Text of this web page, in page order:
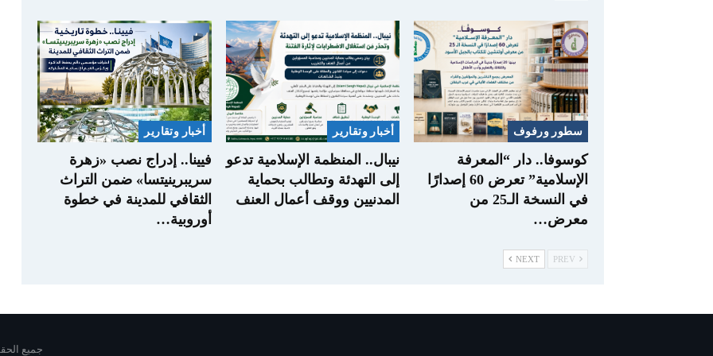
سطور ورفوف
كوسوفا.. دار “المعرفة
الإسلامية” تعرض 60 إصدارًا
في النسخة الـ25 من
معرض…
أخبار وتقارير
نيبال.. المنظمة الإسلامية تدعو
إلى التهدئة وتطالب بحماية
المدنيين ووقف أعمال العنف
أخبار وتقارير
فيينا.. إدراج نصب «زهرة
سريبرينيتسا» ضمن التراث
الثقافي للمدينة في خطوة
أوروبية…
NEXT
جميع الحقوق محفوظة